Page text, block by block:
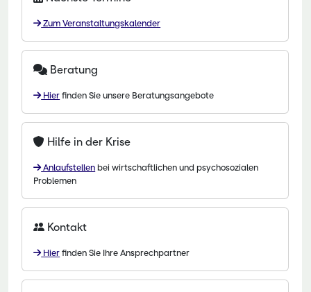
Zum Veranstaltungskalender
Beratung
Hier finden Sie unsere Beratungsangebote
Hilfe in der Krise
Anlaufstellen bei wirtschaftlichen und psychosozialen
Problemen
Kontakt
Hier finden Sie Ihre Ansprechpartner